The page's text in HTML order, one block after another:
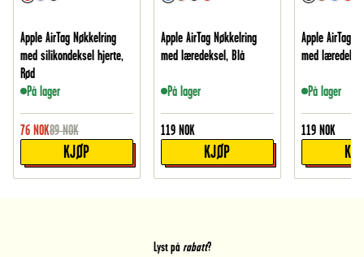
Apple AirTag Nøkkelring
med silikondeksel hjerte,
Rød
På lager
76 NOK89 NOK
KJØP
Apple AirTag Nøkkelring
med læredeksel, Blå
På lager
119 NOK
KJØP
Apple AirTag
med
På lager
119 NOK
Lyst på rabatt?